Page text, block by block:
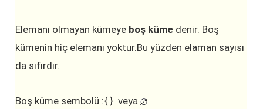
Elemanı olmayan kümeye boş küme denir. Boş
kümenin hiç elemanı yoktur.Bu yüzden elaman sayısı
da sıfırdır.
Boş küme sembolü :{ } veya